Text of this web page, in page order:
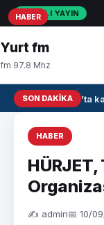
CANLI YAYIN
Yurt fm
fm 97.8 Mhz
SON DAKIKAIrak’ta
HABER
✍️ admin📅 10/
HABER
HABER
HABER